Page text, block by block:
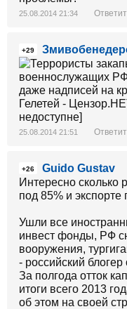
25.08.2014 21:34
+29
недоступне]
25.08.2014 21:51
+26
Guido Gustav
Интересно сколько
под 85% и экспорте
Ушли все
инвест фонды, РФ
вооружения,
- российский
За полгода отток
итоги всего 2013
об этом на своей